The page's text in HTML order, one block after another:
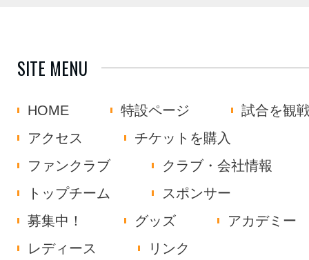
SITE MENU
HOME 特設ページ
試合を観
アクセス
チケットを購入
ファンクラブ
クラブ・会社情報
トップチーム
スポンサー
募集中！
グッズ
アカデミー
レディース
リンク